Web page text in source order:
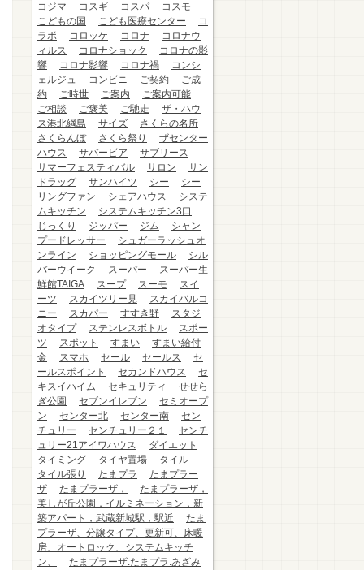
コジマ
コスギ コスパ
コスモ
こどもの国
こども医療センター
コ
ラボ
コロッケ コロナ
コロナウ
ィルス
コロナショック
コロナの影
響
コロナ影響 コロナ禍
コンシ
ェルジュ
コンビニ ご契約
ご成
約
ご時世 ご案内
ご案内可能
ご相談
ご褒美 ご馳走
ザ・ハウ
ス港北綱島
サイズ
さくらの名所
さくらんぼ
さくら祭り
ザセンター
ハウス
サバービア
サブリース
サマーフェスティバル
サロン
サン
ドラッグ
サンハイツ シー
シー
リングファン
シェアハウス
システ
ムキッチン
システムキッチン3口
じっくり
ジッパー ジム
シャン
プードレッサー
シュガーラッシュオ
ンライン
ショッピングモール
シル
バーウイーク
スーパー
スーパー生
鮮館TAIGA
スープ スーモ
スイ
ーツ
スカイツリー見
スカイバルコ
ニー
スカパー すすき野
スタジ
オタイプ
ステンレスボトル
スポー
ツ
スポット すまい
すまい給付
金
スマホ セール セールス
セ
ールスポイント
セカンドハウス
セ
キスイハイム
セキュリティ
せせら
ぎ公園
セブンイレブン
セミオープ
ン
センター北 センター南
セン
チュリー
センチュリー２１
センチ
ュリー21アイワハウス
ダイエット
タイミング
タイヤ置場
タイル
タイル張り
たまプラ
たまプラー
ザ
たまプラーザ，
たまプラーザ，
美しが丘公園，イルミネーション，新
築アパート，武蔵新城駅，駅近
たま
プラーザ、分譲タイプ、更新可、床暖
房、オートロック、システムキッチ
ン、
たまプラーザ.たまプラ.あざみ